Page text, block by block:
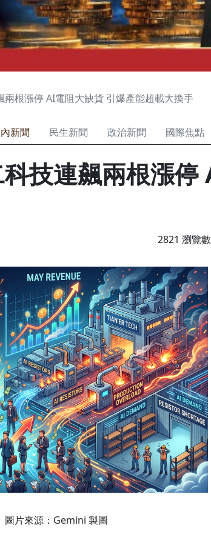
根漲停 AI電阻大缺貨 引爆產能超載大換手
新聞 民生新聞 政治新聞 國際焦點
技連飆兩根漲停
2821 瀏覽數
圖片來源：Gemini 製圖